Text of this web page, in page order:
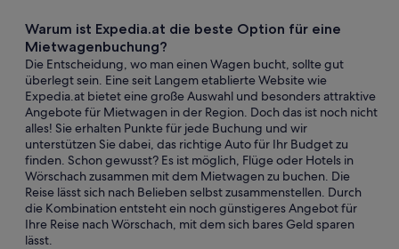
Warum ist Expedia.at die beste Option für eine
Mietwagenbuchung?
Die Entscheidung, wo man einen Wagen bucht, sollte gut
überlegt sein. Eine seit Langem etablierte Website wie
Expedia.at bietet eine große Auswahl und besonders attraktive
Angebote für Mietwagen in der Region. Doch das ist noch nicht
alles! Sie erhalten Punkte für jede Buchung und wir
unterstützen Sie dabei, das richtige Auto für Ihr Budget zu
finden. Schon gewusst? Es ist möglich, Flüge oder Hotels in
Wörschach zusammen mit dem Mietwagen zu buchen. Die
Reise lässt sich nach Belieben selbst zusammenstellen. Durch
die Kombination entsteht ein noch günstigeres Angebot für
Ihre Reise nach Wörschach, mit dem sich bares Geld sparen
lässt.